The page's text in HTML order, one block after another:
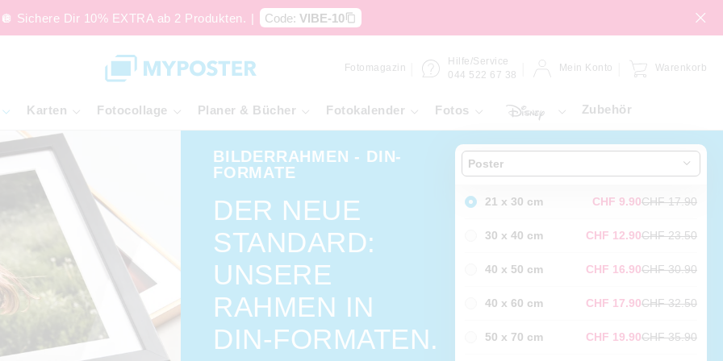
🪩 Sichere Dir 10% EXTRA ab 2 Produkten. | Code: VIBE-10
Fotomagazin
Hilfe/Service
044 522 67 38
Mein Konto Warenkorb
Karten Fotocollage Planer & Bücher Fotokalender Fotos Zubehör
BILDERRAHMEN - DIN-
FORMATE
DER NEUE
STANDARD:
UNSERE
RAHMEN IN
DIN-FORMATEN.
Poster
21 x 30 cm CHF 9.90CHF 17.90
30 x 40 cm CHF 12.90CHF 23.50
40 x 50 cm CHF 16.90CHF 30.90
40 x 60 cm CHF 17.90CHF 32.50
50 x 70 cm CHF 19.90CHF 35.90